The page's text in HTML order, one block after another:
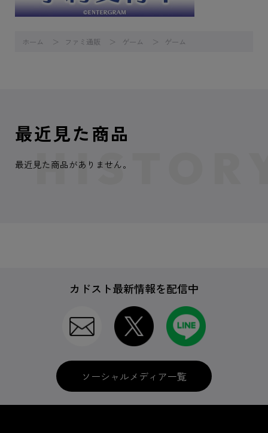
ホーム ファミ通販 ゲーム ゲーム
最近見た商品
最近見た商品がありません。
カドスト最新情報を配信中
ソーシャルメディア一覧